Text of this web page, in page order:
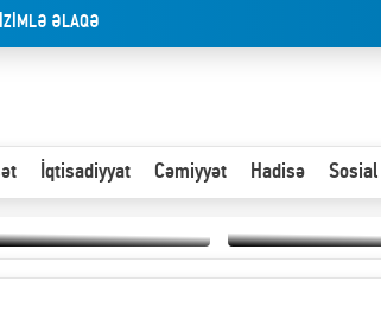
ƏLAQƏ
İqtisadiyyat Cəmiyyət Hadisə Sosial